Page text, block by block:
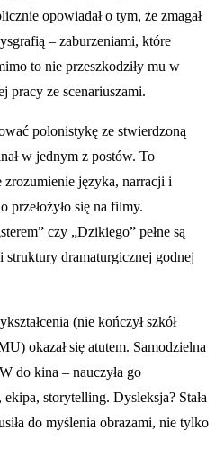
opowiadał o tym, że zmagał
– zaburzeniami, które
to nie przeszkodziły mu w
pracy ze scenariuszami.
polonistykę ze stwierdzoną
w jednym z postów. To
zrozumienie języka, narracji i
przełożyło się na filmy.
czy „Dzikiego” pełne są
dramaturgicznej godnej
(nie kończył szkół
okazał się atutem. Samodzielna
do kina – nauczyła go
storytelling. Dysleksja? Stała
do myślenia obrazami, nie tylko